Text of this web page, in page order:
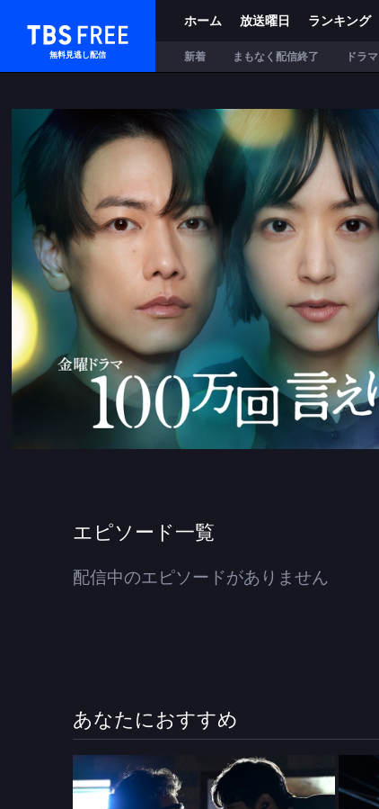
TBS FREE
無料見逃し配信
ホーム 放送曜日 ランキング
新着 まもなく配信終了 ドラマ
エピソード一覧
配信中のエピソードがありません
あなたにおすすめ